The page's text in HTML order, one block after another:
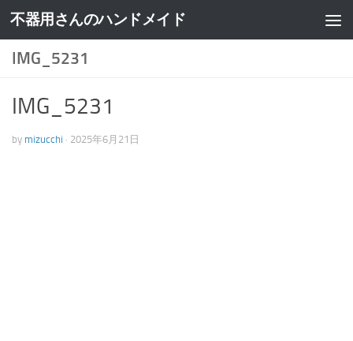
不器用さんのハンドメイド
IMG_5231
IMG_5231
by mizucchi · 2025年6月21日